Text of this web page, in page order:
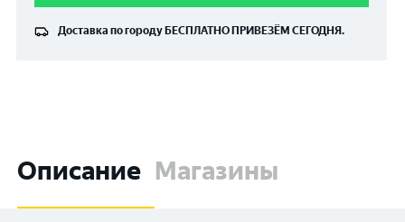
Доставка по городу БЕСПЛАТНО ПРИВЕЗЁМ СЕГОДНЯ.
Описание Магазины